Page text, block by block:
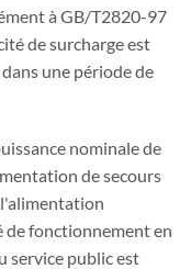
à GB/T2820-97
de surcharge est
une période de
nominale de
de secours
de fonctionnement en
service public est